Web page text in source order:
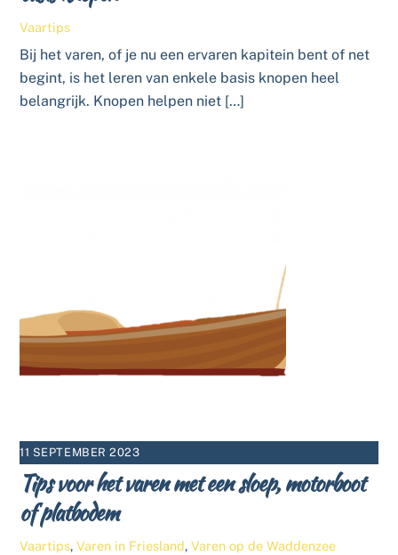
Vaartips
Bij het varen, of je nu een ervaren kapitein bent of net
begint, is het leren van enkele basis knopen heel
belangrijk. Knopen helpen niet […]
11 SEPTEMBER 2023
Tips voor het varen met een sloep, motorboot
of platbodem
Vaartips,Varen in Friesland,Varen op de Waddenzee